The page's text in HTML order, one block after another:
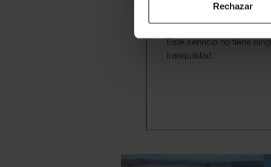
Rechazar
Seguro de viaje
Este servicio no tiene
tranquilidad.